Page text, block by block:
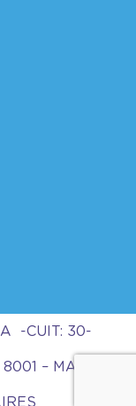
-CUIT: 30-
– MAR DEL